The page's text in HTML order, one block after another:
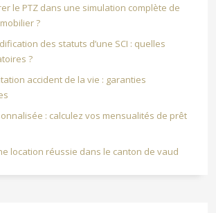
le PTZ dans une simulation complète de
?
des statuts d’une SCI : quelles
?
accident de la vie : garanties
: calculez vos mensualités de prêt
location réussie dans le canton de vaud